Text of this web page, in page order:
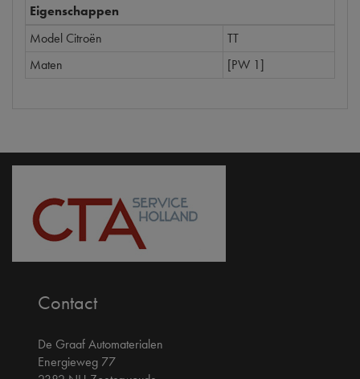
Eigenschappen
Model Citroën
TT
Maten
[PW 1]
Contact
De Graaf Automaterialen
Energieweg 77